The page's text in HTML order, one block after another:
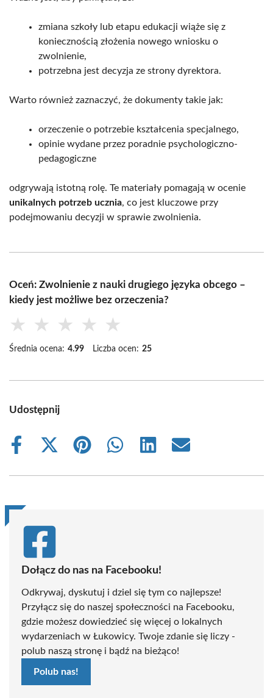
zmiana szkoły lub etapu edukacji wiąże się z
koniecznością złożenia nowego wniosku o
zwolnienie,
potrzebna jest decyzja ze strony dyrektora.
Warto również zaznaczyć, że dokumenty takie jak:
orzeczenie o potrzebie kształcenia specjalnego,
opinie wydane przez poradnie psychologiczno-
pedagogiczne
odgrywają istotną rolę. Te materiały pomagają w ocenie
unikalnych potrzeb ucznia, co jest kluczowe przy
podejmowaniu decyzji w sprawie zwolnienia.
Oceń: Zwolnienie z nauki drugiego języka obcego –
kiedy jest możliwe bez orzeczenia?
★ ★ ★ ★ ★
Średnia ocena: 4.99 Liczba ocen: 25
Udostępnij
Share
Share
(Twitter)
Share
Share
Share
Share
Dołącz do nas na Facebooku!
Odkrywaj, dyskutuj i dziel się tym co najlepsze!
Przyłącz się do naszej społeczności na Facebooku,
gdzie możesz dowiedzieć się więcej o lokalnych
wydarzeniach w Łukowicy. Twoje zdanie się liczy -
polub naszą stronę i bądź na bieżąco!
Polub nas!